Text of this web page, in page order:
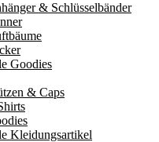
& Schlüsselbänder
Goodies
& Caps
Kleidungsartikel